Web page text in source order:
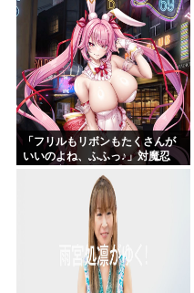
「フリルもリボンもたくさんが
いいのよね、ふふっ♪」対魔忍
ミハラクライシス』